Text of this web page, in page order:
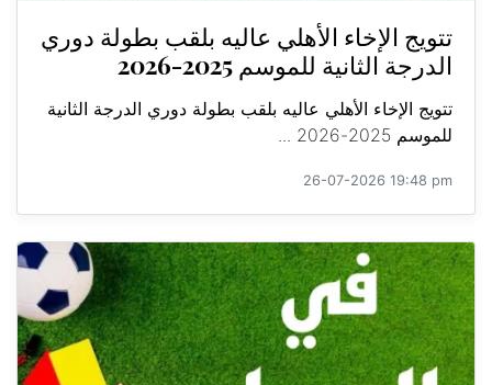
تتويج الإخاء الأهلي عاليه بلقب بطولة دوري
الدرجة الثانية للموسم 2025-2026
تتويج الإخاء الأهلي عاليه بلقب بطولة دوري الدرجة الثانية
للموسم 2025-2026 ...
26-07-2026 19:48 pm